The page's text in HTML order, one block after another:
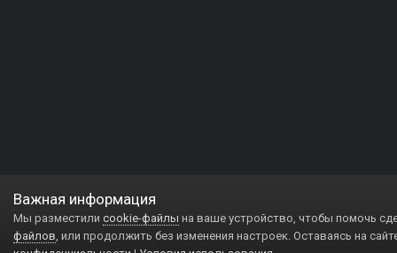
Важная информация
Мы разместили cookie-файлы на ваше устройство, чтобы помочь
файлов, или продолжить без изменения настроек. Оставаясь на